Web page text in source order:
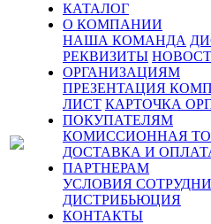
КАТАЛОГ
О КОМПАНИИ
НАША КОМАНДА
РЕКВИЗИТЫ
ОРГАНИЗАЦИЯМ
ПРЕЗЕНТАЦИЯ
ЛИСТ КАРТОЧКА
ПОКУПАТЕЛЯМ
КОМИССИОННАЯ
ДОСТАВКА И
ПАРТНЕРАМ
УСЛОВИЯ
ДИСТРИБЬЮЦИЯ
КОНТАКТЫ